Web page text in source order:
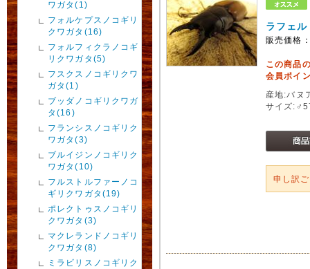
ワガタ(1)
フォルケプスノコギリ
クワガタ(16)
フォルフィクラノコギ
リクワガタ(5)
フスクスノコギリクワ
ガタ(1)
ブッダノコギリクワガ
タ(16)
フランシスノコギリク
ワガタ(3)
ブルイジンノコギリク
ワガタ(10)
フルストルファーノコ
ギリクワガタ(19)
ポレクトゥスノコギリ
クワガタ(3)
マクレランドノコギリ
クワガタ(8)
ミラビリスノコギリク
ラフェ
販売価格
この商品
会員ポイ
産地:バヌ
サイズ
申し訳